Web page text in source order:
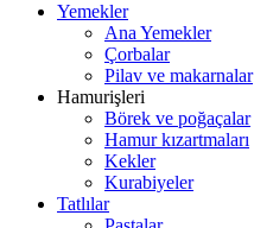
Yemekler
Ana Yemekler
Çorbalar
Pilav ve makarnalar
Hamurişleri
Börek ve poğaçalar
Hamur kızartmaları
Kekler
Kurabiyeler
Tatlılar